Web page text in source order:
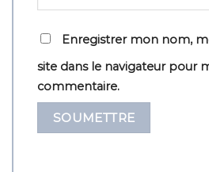
Enregistrer mon nom,
site dans le navigateur pour
commentaire.